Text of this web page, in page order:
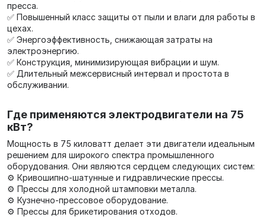
пресса.
✅ Повышенный класс защиты от пыли и влаги для работы в
цехах.
✅ Энергоэффективность, снижающая затраты на
электроэнергию.
✅ Конструкция, минимизирующая вибрации и шум.
✅ Длительный межсервисный интервал и простота в
обслуживании.
Где применяются электродвигатели на 75
кВт?
Мощность в 75 киловатт делает эти двигатели идеальным
решением для широкого спектра промышленного
оборудования. Они являются сердцем следующих систем:
⚙️ Кривошипно-шатунные и гидравлические прессы.
⚙️ Прессы для холодной штамповки металла.
⚙️ Кузнечно-прессовое оборудование.
⚙️ Прессы для брикетирования отходов.